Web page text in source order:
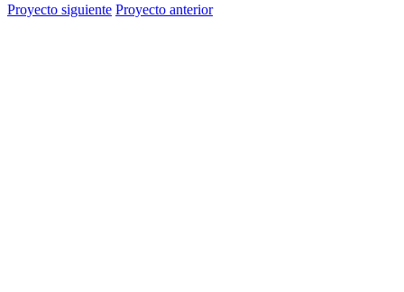
Proyecto siguiente Proyecto anterior